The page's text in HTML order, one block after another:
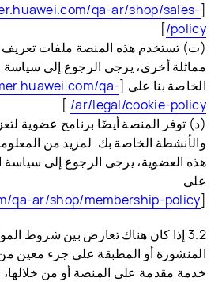
[
qa-ar/shop/sales-
policy/
]
(ت‌) تستخدم هذه المنصة ملفات تعريف
مماثلة أخرى، يرجى الرجوع إلى سياسة
الخاصة بنا على [qa-
ar/legal/cookie-policy/
]
(د) توفر المنصة أيضًا برنامج عضوية
والأنشطة الخاصة بك. لمزيد من
هذه العضوية، يرجى الرجوع إلى سياسة
على
[
qa-ar/shop/membership-policy/
3.2 إذا كان هناك تعارض بين شروط
المنشورة أو المطبقة على جزء معين
خدمة مقدمة على المنصة أو من